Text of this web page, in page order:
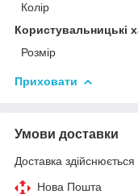
Колір
Користувальницькі
Розмір
Приховати
Умови доставки
Доставка здійснюється
Нова Пошта